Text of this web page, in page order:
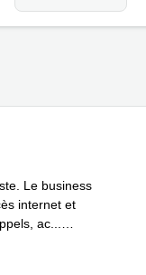
Le business
internet et
ac